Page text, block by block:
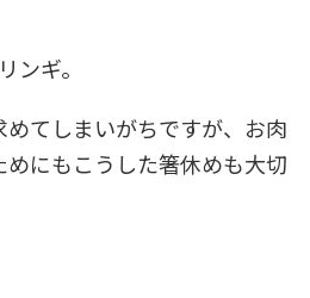
ンギ。
てしまいがちですが、お肉
にもこうした箸休めも大切